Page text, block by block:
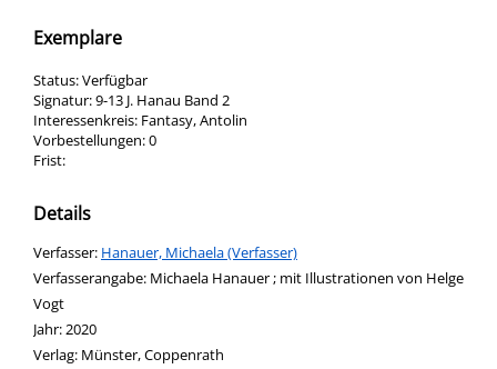
Exemplare
Status:Verfügbar
Signatur:9-13 J. Hanau Band 2
Interessenkreis: Fantasy, Antolin
Vorbestellungen:0
Frist:
Details
Verfasser: Suche nach diesem Verfasser
Hanauer, Michaela (Verfasser)
Verfasserangabe: Michaela Hanauer ; mit Illustrationen von Helge
Vogt
Jahr:2020
Verlag: Münster, Coppenrath